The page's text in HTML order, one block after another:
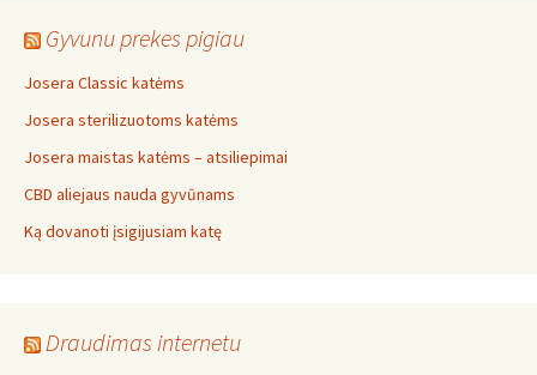
Gyvunu prekes pigiau
Josera Classic katėms
Josera sterilizuotoms katėms
Josera maistas katėms – atsiliepimai
CBD aliejaus nauda gyvūnams
Ką dovanoti įsigijusiam katę
Draudimas internetu